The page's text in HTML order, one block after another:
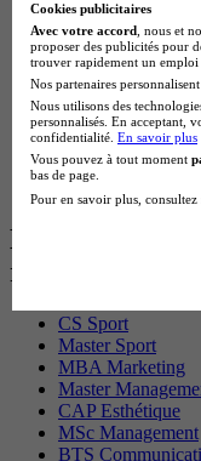
BTS Gpme en
Cap Electricien
BTS Gpn en
BTS Domotique
BAC Pro Agora
BTS Sta en
BTS Iris en
BTS Tpl en
BTS Ati en
Les diplômes
recherchés
CS Sport
Master Sport
MBA Marketing
Master
CAP Esthétique
MSc Management
BTS
Cookies publicitaires
Avec votre accord , nous et
proposer des publicités pour
trouver rapidement un emploi
Nos partenaires
Nous utilisons des
personnalisés. En acceptant,
confidentialité. En savoir plus
Vous pouvez à tout moment
bas de page.
Pour en savoir plus, consultez